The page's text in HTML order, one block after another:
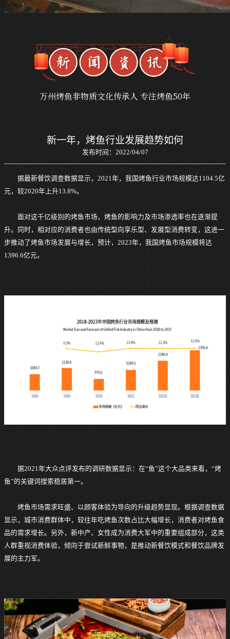
万州烤鱼非物质文化传承人 专注烤鱼50年
新一年，烤鱼行业发展趋势如何
发布时间：2022/04/07
据最新餐饮调查数据显示，2021年，我国烤鱼行业市场规模达1104.5亿
元，较2020年上升13.8%。
面对这千亿级别的烤鱼市场，烤鱼的影响力及市场渗透率也在逐渐提
升。同时，相对应的消费者也由传统型向享乐型、发展型消费转变，这进一
步推动了烤鱼市场发展与增长，预计，2023年，我国烤鱼市场规模将达
1396.6亿元。
据2021年大众点评发布的调研数据显示：在“鱼”这个大品类来看，“烤
鱼”的关键词搜索稳居第一。
烤鱼市场需求旺盛、以顾客体验为导向的升级趋势显现。根据调查数据
显示，城市消费群体中，较往年吃烤鱼次数占比大幅增长，消费者对烤鱼食
品的需求增长。另外，新中产、女性成为消费大军中的重要组成部分，这类
人群重视消费体验，倾向于尝试新鲜事物，是推动新餐饮模式和餐饮品牌发
展的主力军。